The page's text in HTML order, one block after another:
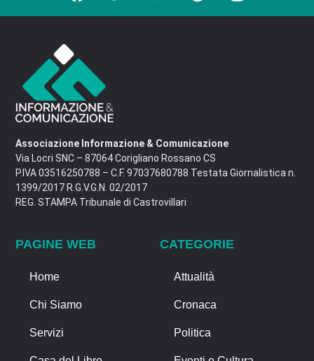
Associazione Informazione & Comunicazione
Via Locri SNC – 87064 Corigliano Rossano CS
P.IVA 03516250788 – C.F. 97037680788 Testata Giornalistica n.
1399/2017 R.G.V.G.N. 02/2017
REG. STAMPA Tribunale di Castrovillari
PAGINE WEB
Home
Chi Siamo
Servizi
CATEGORIE
Attualità
Cronaca
Politica